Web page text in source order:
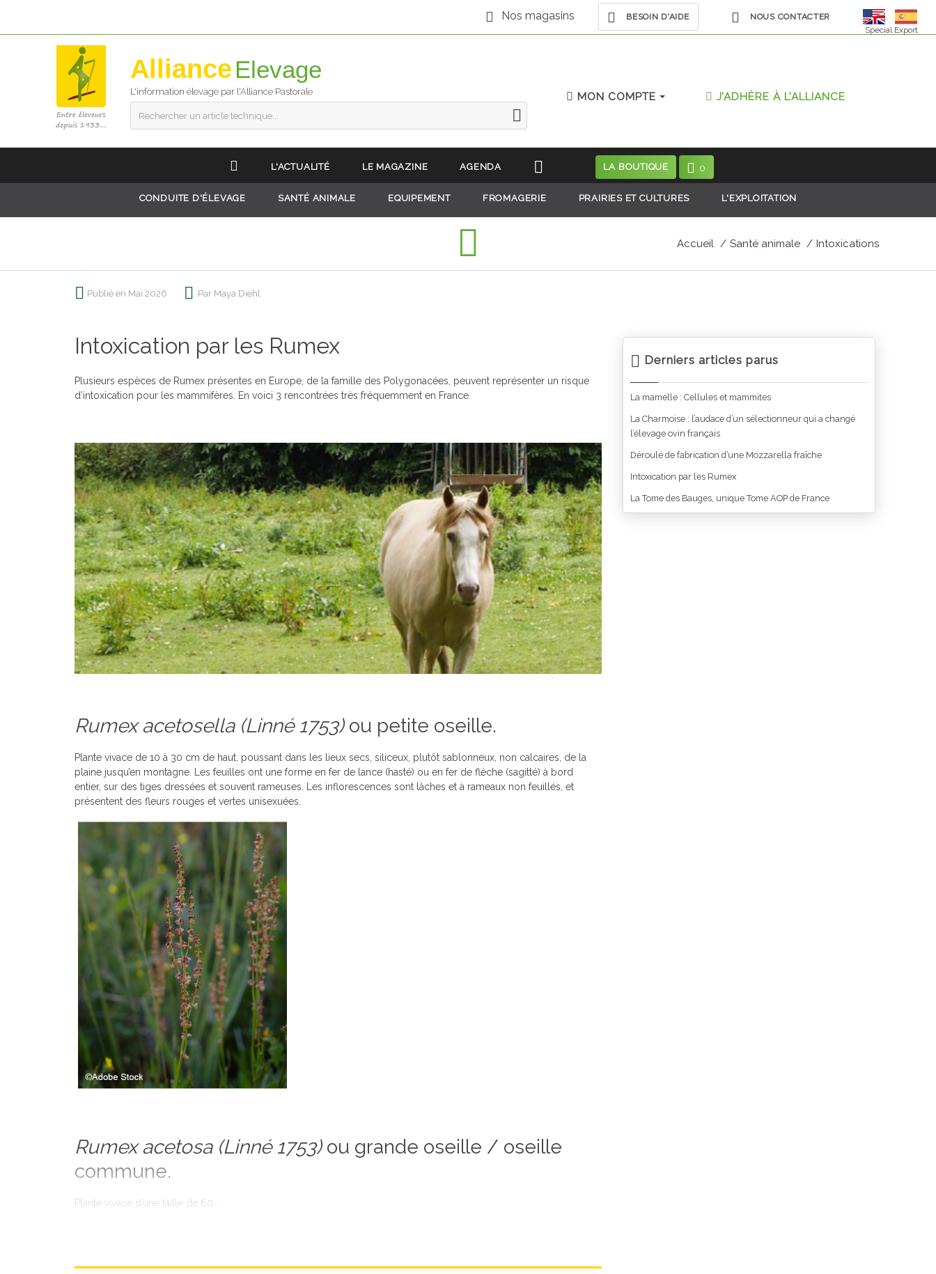
Nos magasins BESOIN D'AIDE
NOUS CONTACTER
Special Export
Alliance
L'information élevage par l'Alliance Pastorale
Rechercher un article technique...
MON COMPTE J'ADHÈRE À L'ALLIANCE
L'ACTUALITÉ LE MAGAZINE AGENDA LA BOUTIQUE 0
CONDUITE D'ÉLEVAGE SANTÉ ANIMALE EQUIPEMENT FROMAGERIE PRAIRIES ET CULTURES L'EXPLOITATION
Accueil Santé animale Intoxications
Publié en Mai 2026 Par Maya Diehl
Intoxication par les Rumex
Plusieurs espèces de Rumex présentes en Europe, de la famille des Polygonacées, peuvent représenter un risque
d’intoxication pour les mammifères. En voici 3 rencontrées très fréquemment en France.
Rumex acetosella (Linné 1753)ou petite oseille.
Plante vivace de 10 à 30 cm de haut, poussant dans les lieux secs, siliceux, plutôt sablonneux, non calcaires, de la
plaine jusqu’en montagne. Les feuilles ont une forme en fer de lance (hasté) ou en fer de flèche (sagitté) à bord
entier, sur des tiges dressées et souvent rameuses. Les inflorescences sont lâches et à rameaux non feuillés, et
présentent des fleurs rouges et vertes unisexuées.
Rumex acetosa (Linné 1753)ou grande oseille / oseille
commune.
Plante vivace d’une taille de 60...
Derniers articles parus
La mamelle : Cellules et mammites
La Charmoise : l’audace d’un sélectionneur qui a changé
l’élevage ovin français
Déroulé de fabrication d’une Mozzarella fraîche
Intoxication par les Rumex
La Tome des Bauges, unique Tome AOP de France